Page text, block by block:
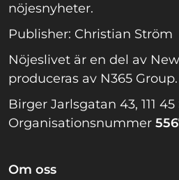
nöjesnyheter.
Publisher: Christian Ström
Nöjeslivet är en del av
produceras av N365 Group.
Birger Jarlsgatan 43, 111
Organisationsnummer
Om oss